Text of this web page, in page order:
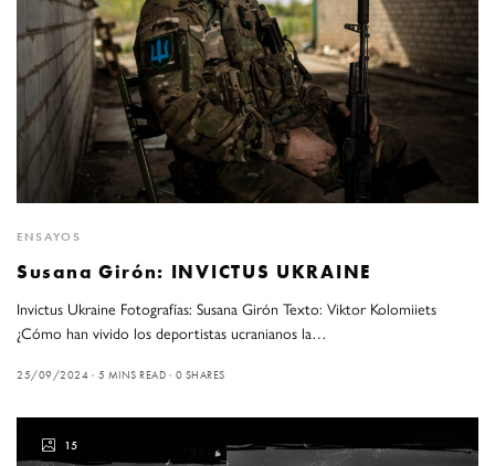
ENSAYOS
Susana Girón: INVICTUS UKRAINE
Invictus Ukraine Fotografías: Susana Girón Texto: Viktor Kolomiiets
¿Cómo han vivido los deportistas ucranianos la…
25/09/2024 5 MINS READ 0 SHARES
15